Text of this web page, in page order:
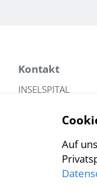
Kontakt
INSELSPITAL
Bauchzentrum
3010 Bern
Tel.: +41 31 632
Auf